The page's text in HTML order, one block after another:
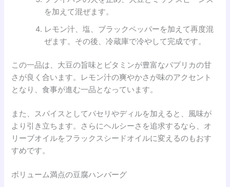
を加えて混ぜます。
レモン汁、塩、ブラックペッパーを加えて再度混
ぜます。その後、冷蔵庫で冷やして完成です。
この一品は、大豆の旨味とビタミンが豊富なパプリカの甘
さが良く合います。レモン汁の爽やかさが味のアクセント
となり、食事が進む一品となっています。
また、スパイスとしてパセリやディルを加えると、風味が
より引き立ちます。さらにヘルシーさを追求するなら、オ
リーブオイルをフラックスシードオイルに変えるのもおす
すめです。
ボリューム満点の豆腐ハンバーグ